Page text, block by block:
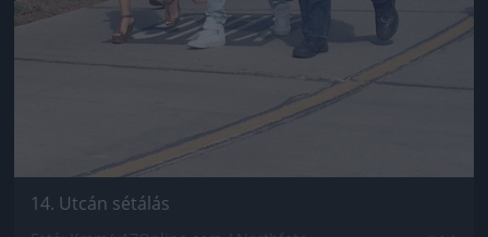
14. Utcán sétálás